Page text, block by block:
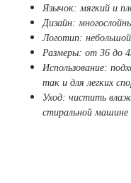
Язычок: мягкий и
Дизайн:
Логотип:
Размеры: от 36 до
Использование:
так и для легких
Уход: чистить
стиральной машине